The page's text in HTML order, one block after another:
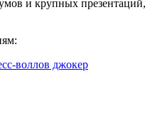
и крупных презентаций,
воллов джокер